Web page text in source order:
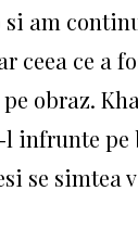
am
ceea ce a
obraz.
l infrunte
se simtea